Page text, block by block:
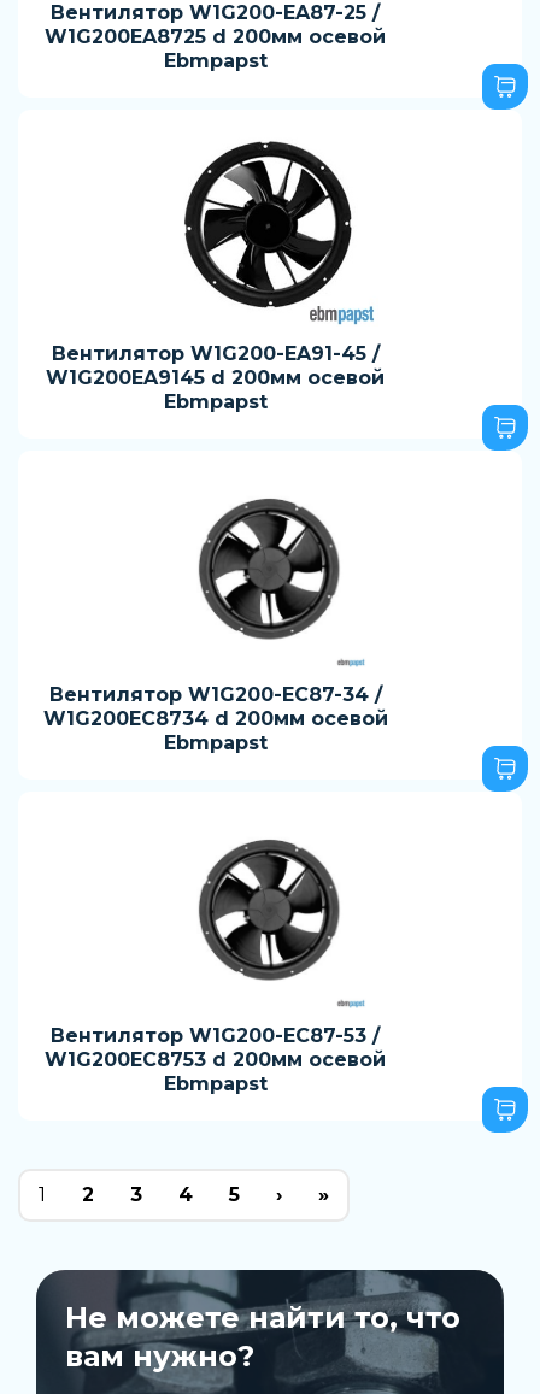
Вентилятор W1G200-EA87-25 /
W1G200EA8725 d 200мм осевой
Ebmpapst
Вентилятор W1G200-EA91-45 /
W1G200EA9145 d 200мм осевой
Ebmpapst
Вентилятор W1G200-EC87-34 /
W1G200EC8734 d 200мм осевой
Ebmpapst
Вентилятор W1G200-EC87-53 /
W1G200EC8753 d 200мм осевой
Ebmpapst
1 2 3 4 5 › »
Не можете найти то, что
вам нужно?